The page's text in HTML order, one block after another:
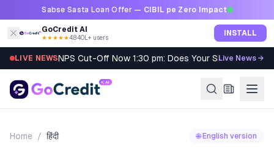
Skip to contentSabse Sasta Loan Offer — CIBIL pe Zero Impact
GoCredit AI
★★★★★4.8·40L+ users INSTALL
LIVE NEWSNPS Cut-Off Now 1:30 pm: Does Your SIP Qualify?
Live News →
Home / हिंदी 🌐 English version